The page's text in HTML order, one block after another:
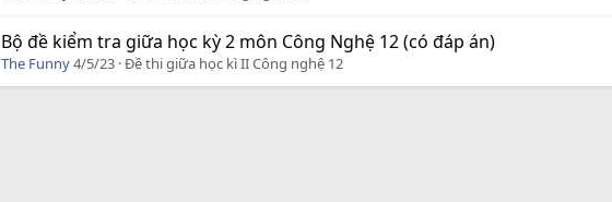
Bộ đề kiểm tra giữa học kỳ 2 môn Công Nghệ 12 (có đáp án)
The Funny4/5/23 Đề thi giữa học kì II Công nghệ 12